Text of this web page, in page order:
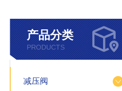
产品分类
PRODUCTS
减压阀